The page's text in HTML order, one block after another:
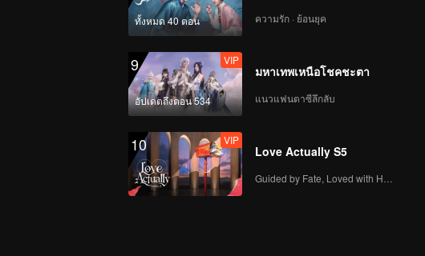
ทั้งหมด 40 ตอน ความรัก · ย้อนยุค
9
อัปเดตถึงตอน 534
VIP
มหาเทพเหนือโชคชะตา
แนวแฟนตาซีลึกลับ
10 VIP
Love Actually S5